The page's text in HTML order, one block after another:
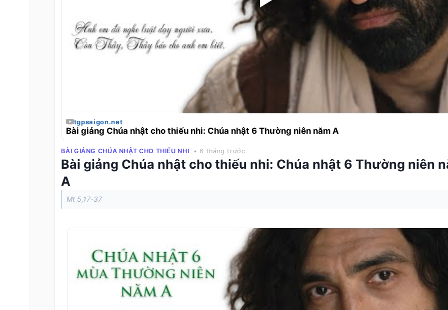
tgpsaigon.net
Bài giảng Chúa nhật cho thiếu nhi: Chúa nhật 6 Thường niên năm A
BÀI GIẢNG CHÚA NHẬT CHO THIẾU NHI • 6 tháng trước
Bài giảng Chúa nhật cho thiếu nhi: Chúa nhật 6 Thường niên
A
Mt 5,17-37